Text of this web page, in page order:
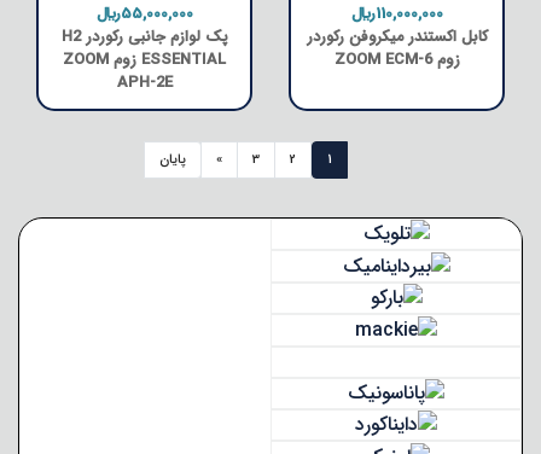
110,000,000﷼
کابل اکستندر میکروفن رکوردر
زوم ZOOM ECM-6
55,000,000﷼
پک لوازم جانبی رکوردر H2
ESSENTIAL زوم ZOOM
APH-2E
1
2
3
» پایان